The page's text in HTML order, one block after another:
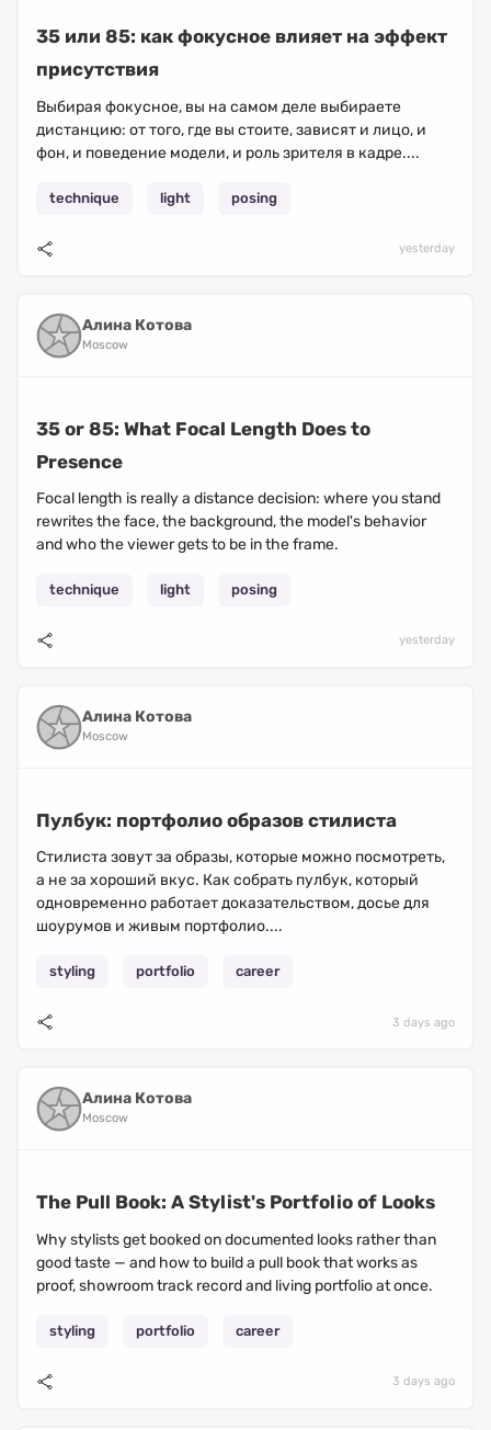
35 или 85: как фокусное влияет на эффект
присутствия
Выбирая фокусное, вы на самом деле выбираете
дистанцию: от того, где вы стоите, зависят и лицо, и
фон, и поведение модели, и роль зрителя в кадре....
technique light posing
yesterday
Алина Котова
Moscow
35 or 85: What Focal Length Does to
Presence
Focal length is really a distance decision: where you stand
rewrites the face, the background, the model's behavior
and who the viewer gets to be in the frame.
technique light posing
yesterday
Алина Котова
Moscow
Пулбук: портфолио образов стилиста
Стилиста зовут за образы, которые можно посмотреть,
а не за хороший вкус. Как собрать пулбук, который
одновременно работает доказательством, досье для
шоурумов и живым портфолио....
styling portfolio career
3 days ago
Алина Котова
Moscow
The Pull Book: A Stylist's Portfolio of Looks
Why stylists get booked on documented looks rather than
good taste — and how to build a pull book that works as
proof, showroom track record and living portfolio at once.
styling portfolio career
3 days ago